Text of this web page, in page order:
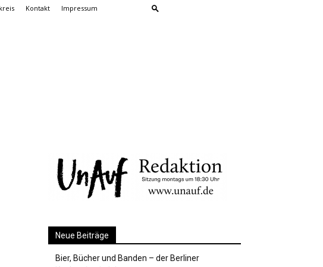
Kontakt Impressum
Neue Beiträge
Bier, Bücher und Banden – der Berliner